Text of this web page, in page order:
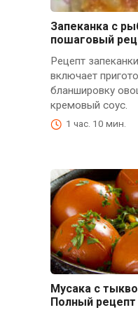
Запеканка с
пошаговый
Рецепт
включает
бланшировку
кремовый соус.
1 час. 10 мин.
Мусака с
Полный